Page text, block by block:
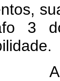
sua
3